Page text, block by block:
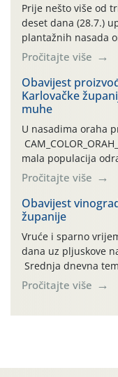
Prije nešto više od
deset dana (28.7.)
plantažnih nasada
leta i ovogodišnjoj
orahove muhe
traje drugi
izražen zadnja šest
temperature zraka
Pročitajte više
Obavijest
Karlovačke
muhe
U nasadima oraha
mala populacija
(Rhagoletis
činjenicom da je
urodom, što je
jedinki. U starijim
pločama s […]
Pročitajte više
Obavijest
županije
Vruće i sparno
dana uz pljuskove
Srednja dnevna
maksimalne su
Simptome
Pročitajte više